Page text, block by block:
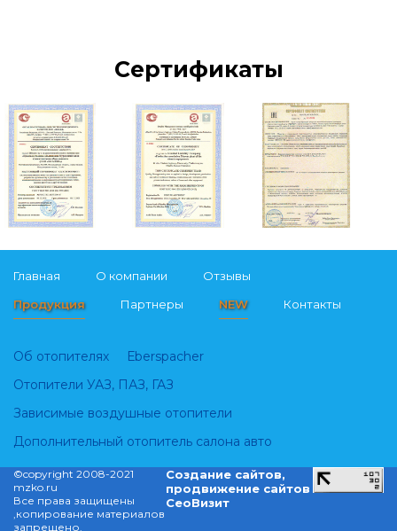
Сертификаты
Главная О компании
Отзывы
Продукция
Партнеры NEW Контакты
Об отопителях
Еberspacher
Отопители УАЗ, ПАЗ, ГАЗ
Зависимые воздушные отопители
Дополнительный отопитель салона авто
©copyright 2008-2021
mzko.ru
Все права защищены
,копирование материалов
запрещено.
Cоздание сайтов,
продвижение сайтов
СеоВизит